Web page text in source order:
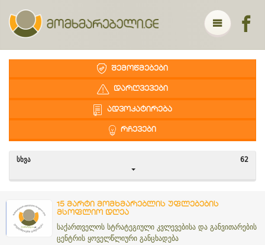
ᲨᲔᲛᲝᲬᲛᲔᲑᲔᲑᲘ
ᲓᲐᲠᲦᲕᲔᲕᲔᲑᲘ
ᲐᲓᲕᲝᲙᲐᲢᲘᲠᲔᲑᲐ
ᲠᲩᲔᲕᲔᲑᲘ
ᲡᲮᲕᲐ 62
15 მარტი მომხმარებლის უფლებების
მსოფლიო დღეა
საქართველოს სტრატეგიული კვლევებისა და განვითარების
ცენტრის ყოველწლიური განცხადება